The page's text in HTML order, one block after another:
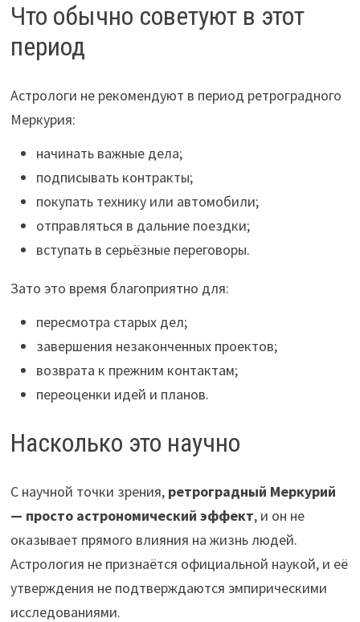
Что обычно советуют в этот
период
Астрологи не рекомендуют в период ретроградного
Меркурия:
начинать важные дела;
подписывать контракты;
покупать технику или автомобили;
отправляться в дальние поездки;
вступать в серьёзные переговоры.
Зато это время благоприятно для:
пересмотра старых дел;
завершения незаконченных проектов;
возврата к прежним контактам;
переоценки идей и планов.
Насколько это научно
С научной точки зрения, ретроградный Меркурий
— просто астрономический эффект, и он не
оказывает прямого влияния на жизнь людей.
Астрология не признаётся официальной наукой, и её
утверждения не подтверждаются эмпирическими
исследованиями.